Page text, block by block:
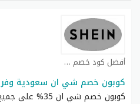
أفضل كود خصم شي ان كوبون
كوبون خصم شي ان سعودية وفر 35% على كل طلبيات
كوبون خصم شي ان 35% على جميع المنتجات على شي